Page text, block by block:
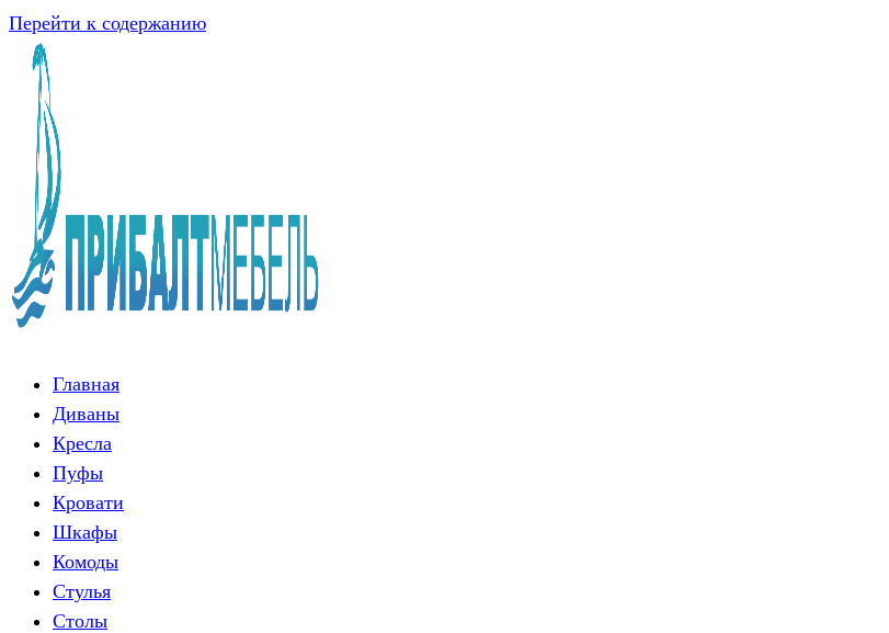
Перейти к содержанию
Главная
Диваны
Кресла
Пуфы
Кровати
Шкафы
Комоды
Стулья
Столы